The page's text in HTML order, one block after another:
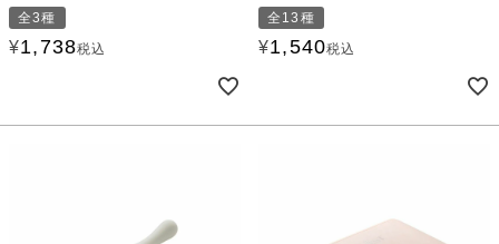
全3種
¥1,738税込
全13種
¥1,540税込